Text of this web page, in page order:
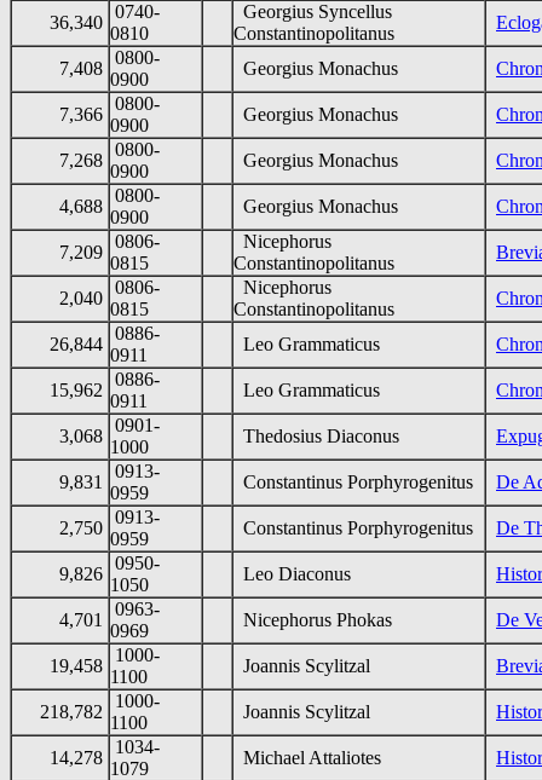
36,340
0740-
0810
Georgius Syncellus
Constantinopolitanus
7,408
0800-
0900
Georgius Monachus
7,366
0800-
0900
Georgius Monachus
7,268
0800-
0900
Georgius Monachus
4,688
0800-
0900
Georgius Monachus
7,209
0806-
0815
Nicephorus
Constantinopolitanus
2,040
0806-
0815
Nicephorus
Constantinopolitanus
26,844
0886-
0911
Leo Grammaticus
15,962
0886-
0911
Leo Grammaticus
3,068
0901-
1000
Thedosius Diaconus
9,831
0913-
0959
Constantinus Porphyrogenitus De
2,750
0913-
0959
Constantinus Porphyrogenitus De
9,826
0950-
1050
Leo Diaconus
4,701
0963-
0969
Nicephorus Phokas De
19,458
1000-
1100
Joannis Scylitzal
218,782
1000-
1100
Joannis Scylitzal
14,278
1034-
1079
Michael Attaliotes